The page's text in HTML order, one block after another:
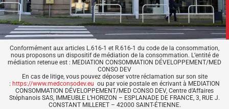
Conformément aux articles L.616-1 et R.616-1 du code de la consommation,
nous proposons un dispositif de médiation de la consommation. L’entité de
médiation retenue est : MEDIATION CONSOMMATION DÉVELOPPEMENT/MED
CONSO DEV
En cas de litige, vous pouvez déposer votre réclamation sur son site
: https://www.medconsodev.eu ou par voie postale en écrivant à MEDIATION
CONSOMMATION DÉVELOPPEMENT/MED CONSO DEV, Centre d’Affaires
Stéphanois SAS, IMMEUBLE L’HORIZON – ESPLANADE DE FRANCE, 3, RUE J.
CONSTANT MILLERET – 42000 SAINT-ÉTIENNE.